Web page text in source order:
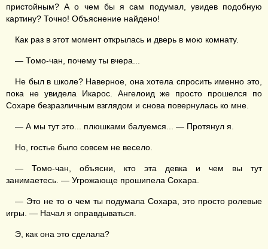
пристойным? А о чем бы я сам подумал, увидев подобную
картину? Точно! Объяснение найдено!
Как раз в этот момент открылась и дверь в мою комнату.
— Томо-чан, почему ты вчера...
Не был в школе? Наверное, она хотела спросить именно это,
пока не увидела Икарос. Ангелоид же просто прошелся по
Сохаре безразличным взглядом и снова повернулась ко мне.
— А мы тут это... плюшками балуемся... — Протянул я.
Но, гостье было совсем не весело.
— Томо-чан, объясни, кто эта девка и чем вы тут
занимаетесь. — Угрожающе прошипела Сохара.
— Это не то о чем ты подумала Сохара, это просто ролевые
игры. — Начал я оправдываться.
Э, как она это сделала?